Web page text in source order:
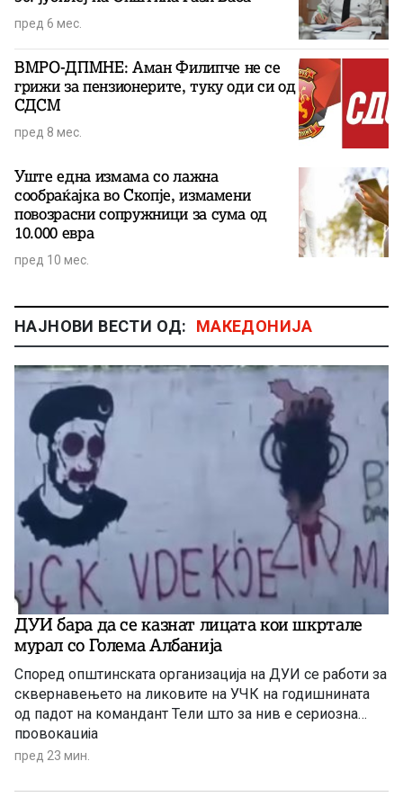
пред 6 мес.
ВМРО-ДПМНЕ: Аман Филипче не се
грижи за пензионерите, туку оди си од
СДСМ
пред 8 мес.
Уште една измама со лажна
сообраќајка во Скопје, измамени
повозрасни сопружници за сума од
10.000 евра
пред 10 мес.
НАЈНОВИ ВЕСТИ ОД: МАКЕДОНИЈА
ДУИ бара да се казнат лицата кои шкртале
мурал со Голема Албанија
Според општинската организација на ДУИ се работи за
сквернавењето на ликовите на УЧК на годишнината
од падот на командант Тели што за нив е сериозна
провокација
пред 23 мин.